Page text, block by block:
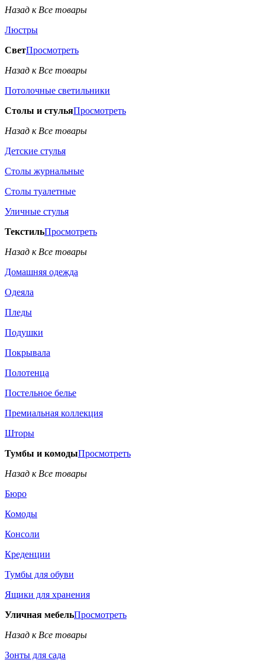
Назад к Все товары
Люстры
СветПросмотреть
Назад к Все товары
Потолочные светильники
Столы и стульяПросмотреть
Назад к Все товары
Детские стулья
Столы журнальные
Столы туалетные
Уличные стулья
ТекстильПросмотреть
Назад к Все товары
Домашняя одежда
Одеяла
Пледы
Подушки
Покрывала
Полотенца
Постельное белье
Премиальная коллекция
Шторы
Тумбы и комодыПросмотреть
Назад к Все товары
Бюро
Комоды
Консоли
Креденции
Тумбы для обуви
Ящики для хранения
Уличная мебельПросмотреть
Назад к Все товары
Зонты для сада